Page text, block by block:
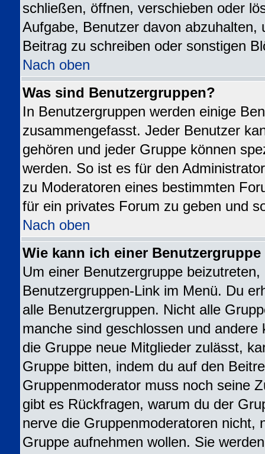
schließen, öffnen, verschieben oder
Aufgabe, Benutzer davon abzuhalten,
Beitrag zu schreiben oder sonstigen
Nach oben
Was sind Benutzergruppen?
In Benutzergruppen werden einige
zusammengefasst. Jeder Benutzer
gehören und jeder Gruppe können
werden. So ist es für den
zu Moderatoren eines bestimmten
für ein privates Forum zu geben und
Nach oben
Wie kann ich einer
Um einer Benutzergruppe
Benutzergruppen-Link im Menü. Du
alle Benutzergruppen. Nicht alle
manche sind geschlossen und
die Gruppe neue Mitglieder zulässt,
Gruppe bitten, indem du auf den
Gruppenmoderator muss noch seine
gibt es Rückfragen, warum du der
nerve die Gruppenmoderatoren nicht,
Gruppe aufnehmen wollen. Sie